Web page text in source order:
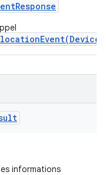
Response
informations